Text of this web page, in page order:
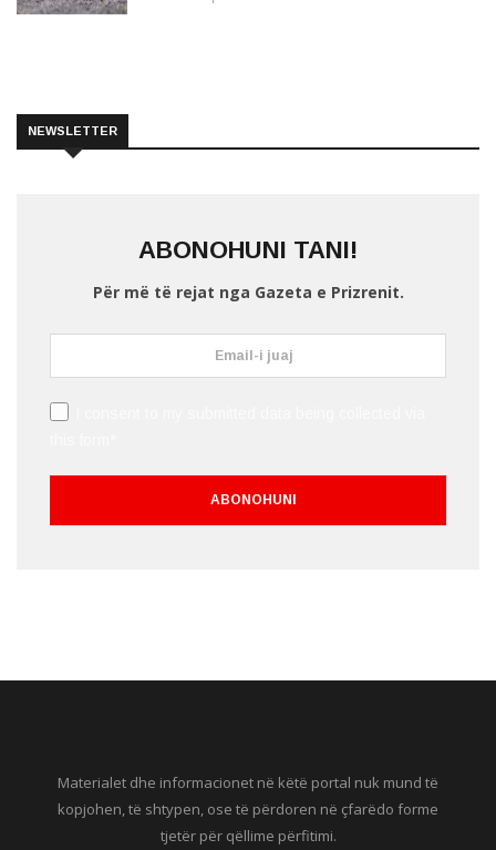
NEWSLETTER
ABONOHUNI TANI!
Për më të rejat nga Gazeta e Prizrenit.
Materialet dhe informacionet në këtë portal nuk mund të
kopjohen, të shtypen, ose të përdoren në çfarëdo forme
tjetër për qëllime përfitimi.